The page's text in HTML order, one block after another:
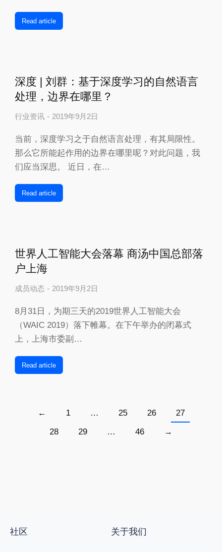
Read article
深度 | 刘群：基于深度学习的自然语言
处理，边界在哪里？
行业资讯 2019年9月2日
当前，深度学习之于自然语言处理，有其局限性。
那么它所能起作用的边界在哪里呢？对此问题，我
们应当深思。 近日，在…
Read article
世界人工智能大会落幕 商汤中国总部落
户上海
成员动态 2019年9月2日
8月31日，为期三天的2019世界人工智能大会
（WAIC 2019）落下帷幕。在下午举办的闭幕式
上，上海市委副…
Read article
← 1 … 25 26
27
28
29 … 46 →
社区 关于我们